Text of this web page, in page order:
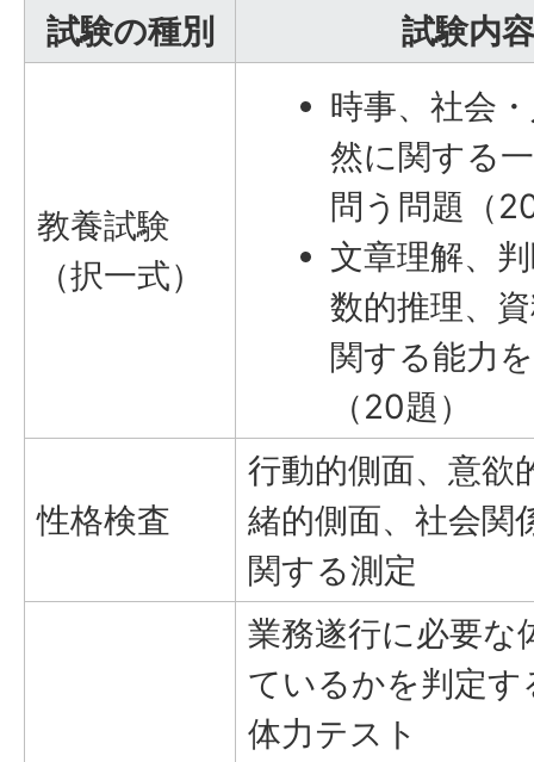
試験の種別 試験内容
教養試験
（択一式）
時事、社会
然に関する
問う問題（
文章理解、
数的推理、
関する能力
（20題）
性格検査
行動的側面、意欲
緒的側面、社会関
関する測定
業務遂行に必要な
ているかを判定す
体力テスト